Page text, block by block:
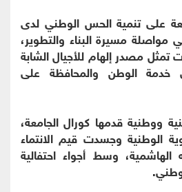
على تنمية الحس الوطني لدى
مواصلة مسيرة البناء والتطوير،
تمثل مصدر إلهام للأجيال الشابة
خدمة الوطن والمحافظة على
ووطنية قدمها كورال الجامعة،
الوطنية وجسدت قيم الانتماء
الهاشمية، وسط أجواء احتفالية